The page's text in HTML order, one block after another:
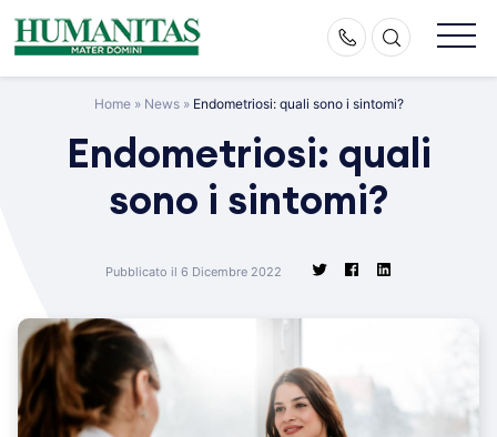
Skip
to
Home» News» Endometriosi: quali sono i sintomi?
Endometriosi: quali
sono i sintomi?
Pubblicato il 6 Dicembre 2022